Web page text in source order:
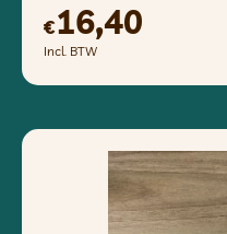
€16,40
Incl. BTW